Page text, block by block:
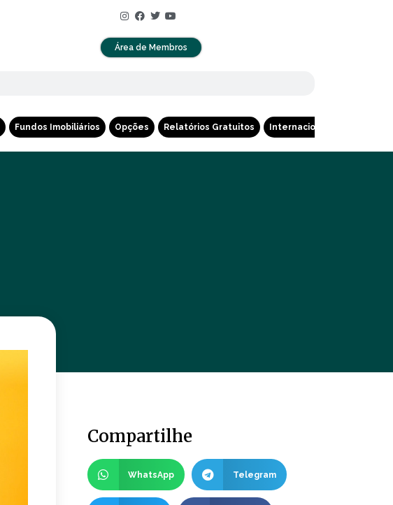
Área de Membros
Fundos Imobiliários Opções Relatórios Gratuitos Internacional
Compartilhe
WhatsApp Telegram